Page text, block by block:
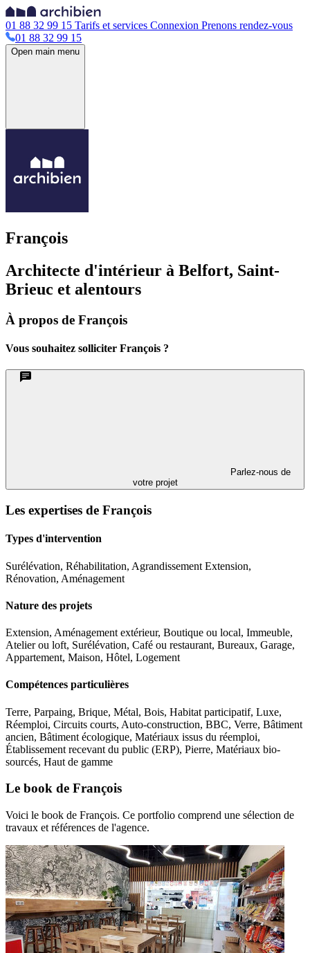
01 88 32 99 15 Tarifs et services Connexion Prenons rendez-vous
01 88 32 99 15
Open main menu
François
Architecte d'intérieur à Belfort, Saint-
Brieuc et alentours
À propos de François
Vous souhaitez solliciter François ?
Parlez-nous de
votre projet
Les expertises de François
Types d'intervention
Surélévation, Réhabilitation, Agrandissement Extension,
Rénovation, Aménagement
Nature des projets
Extension, Aménagement extérieur, Boutique ou local, Immeuble,
Atelier ou loft, Surélévation, Café ou restaurant, Bureaux, Garage,
Appartement, Maison, Hôtel, Logement
Compétences particulières
Terre, Parpaing, Brique, Métal, Bois, Habitat participatif, Luxe,
Réemploi, Circuits courts, Auto-construction, BBC, Verre, Bâtiment
ancien, Bâtiment écologique, Matériaux issus du réemploi,
Établissement recevant du public (ERP), Pierre, Matériaux bio-
sourcés, Haut de gamme
Le book de François
Voici le book de François. Ce portfolio comprend une sélection de
travaux et références de l'agence.